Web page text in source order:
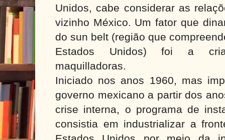
Unidos, cabe considerar as
vizinho México. Um fator que
do sun belt (região que
Estados Unidos) foi a
maquilladoras.
Iniciado nos anos 1960, mas
governo mexicano a partir dos
crise interna, o programa de
consistia em industrializar a